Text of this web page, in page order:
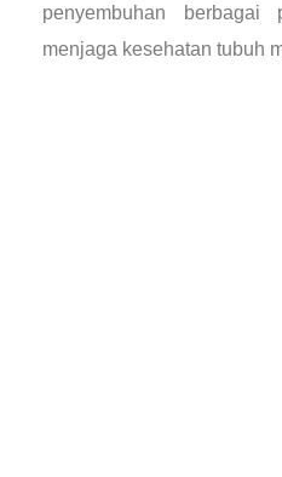
penyembuhan berbagai
menjaga kesehatan tubuh